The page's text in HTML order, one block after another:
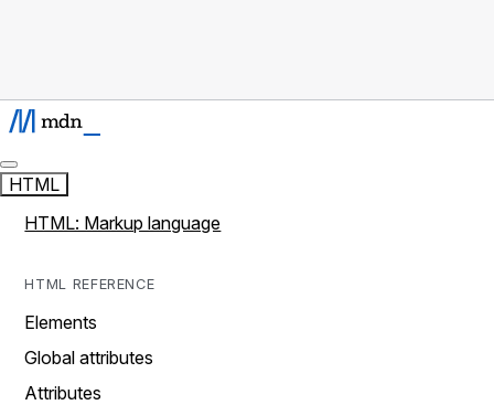
HTML
HTML: Markup language
HTML REFERENCE
Elements
Global attributes
Attributes